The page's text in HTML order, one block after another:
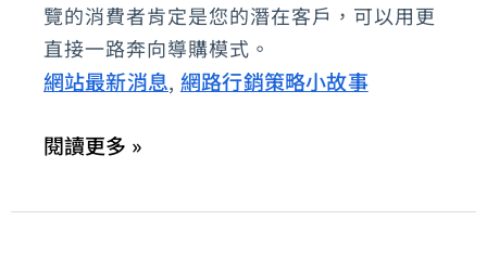
覽的消費者肯定是您的潛在客戶，可以用更
直接一路奔向導購模式。
網站最新消息, 網路行銷策略小故事
是
你
的
網-
閱讀更多 »